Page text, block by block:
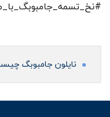
نایلون جامبوبگ